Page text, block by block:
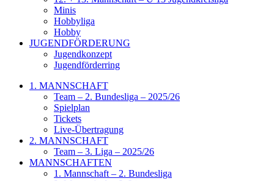
Minis
Hobbyliga
Hobby
JUGENDFÖRDERUNG
Jugendkonzept
Jugendförderring
1. MANNSCHAFT
Team – 2. Bundesliga – 2025/26
Spielplan
Tickets
Live-Übertragung
2. MANNSCHAFT
Team – 3. Liga – 2025/26
MANNSCHAFTEN
1. Mannschaft – 2. Bundesliga